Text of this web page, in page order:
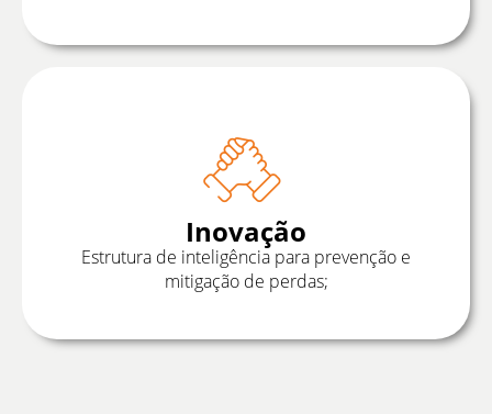
Inovação
Estrutura de inteligência para prevenção e
mitigação de perdas;